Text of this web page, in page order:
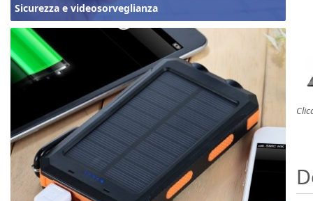
Sicurezza e videosorveglianza